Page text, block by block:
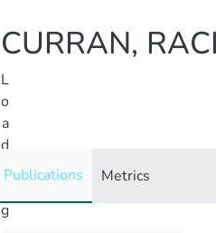
CURRAN,
L
o
a
d
i
g
Publications Metrics